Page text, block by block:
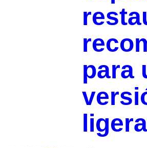
para
ligera